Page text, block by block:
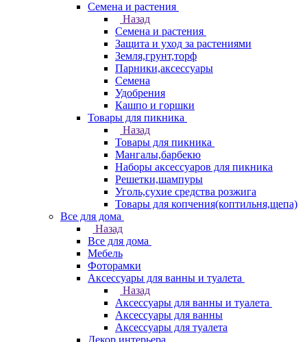
Семена и растения
Назад
Семена и растения
Защита и уход за растениями
Земля,грунт,торф
Парники,аксессуары
Семена
Удобрения
Кашпо и горшки
Товары для пикника
Назад
Товары для пикника
Мангалы,барбекю
Наборы аксессуаров для пикника
Решетки,шампуры
Уголь,сухие средства розжига
Товары для копчения(коптильня,щепа)
Все для дома
Назад
Все для дома
Мебель
Фоторамки
Аксессуары для ванны и туалета
Назад
Аксессуары для ванны и туалета
Аксессуары для ванны
Аксессуары для туалета
Декор интерьера